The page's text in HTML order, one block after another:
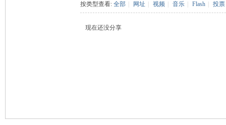
按类型查看: 全部 网址 视频 音乐 Flash 投票
现在还没分享